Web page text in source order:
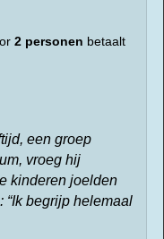
2 personen betaalt
een groep
vroeg hij
kinderen joelden
“Ik begrijp helemaal